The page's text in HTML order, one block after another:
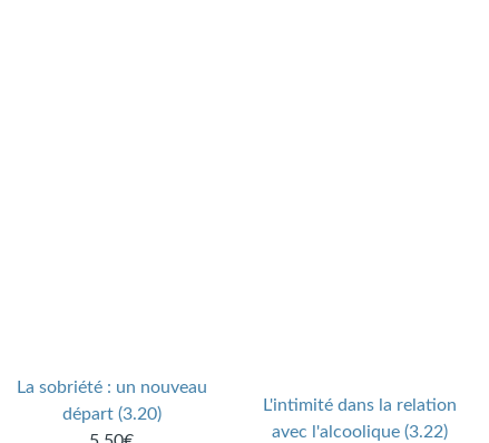
La sobriété : un nouveau
départ (3.20)
L'intimité dans la relation
avec l'alcoolique (3.22)